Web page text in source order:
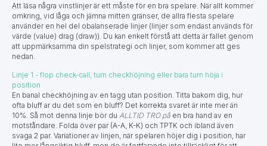
Att läsa några vinstlinjer är ett måste för en bra spelare. När allt kommer
omkring, vid låga och jämna mitten gränser, de allra flesta spelare
använder en hel del obalanserade linjer (linjer som endast används för
värde (value) drag (draw)). Du kan enkelt förstå att detta är fallet genom
att uppmärksamma din spelstrategi och linjer, som kommer att ges
nedan.
Linje 1 - flop check-call, turn checkhöjning eller bara turn höja i
position
En banal checkhöjning av en tagg utan position. Titta bakom dig, hur
ofta bluff ar du det som en bluff? Det korrekta svaret är inte mer än
10%. Så mot denna linje bör du ALLTID TRO på en bra hand av en
motståndare. Folda över par (A-A, K-K) och TPTK och ibland även
svaga 2 par. Variationer av linjen, när spelaren höjer dig i position, har